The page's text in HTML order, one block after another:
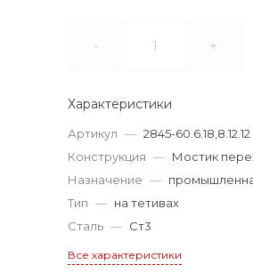
- +
Характеристики
Артикул — 2845-60.6.18,8.12.12
Конструкция — Мостик
Назначение —
Тип — на тетивах
Сталь — Ст3
Все характеристики